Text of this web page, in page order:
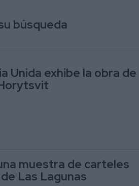
búsqueda
Unida exhibe la obra de
muestra de carteles
Las Lagunas